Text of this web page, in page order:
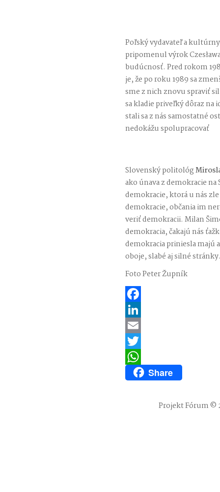
Poľský vydavateľ a
pripomenul výrok
budúcnosť. Pred rokom
je, že po roku 1989 sa
sme z nich znovu spraviť
sa kladie priveľký dôraz na
stali sa z nás samostatné
nedokážu spolupracovať
Slovenský politológ
ako únava z demokracie
demokracie, ktorá u nás
demokracie, občania im
veriť demokracii. Milan
demokracia, čakajú nás
demokracia priniesla majú
oboje, slabé aj silné
Foto Peter Župník
Facebook
LinkedIn
Email
Twitter
WhatsAppShare
Projekt Fórum ©